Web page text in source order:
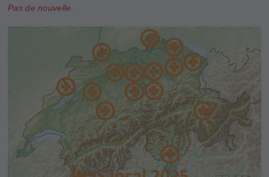
Pas de nouvelle.